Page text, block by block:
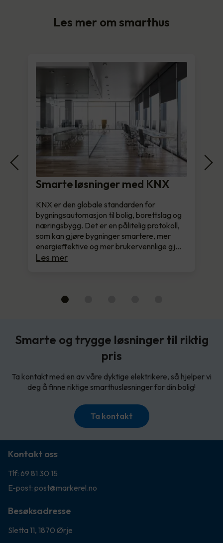
Les mer om smarthus
Smarte løsninger med KNX
KNX er den globale standarden for
bygningsautomasjon til bolig, borettslag og
næringsbygg. Det er en pålitelig protokoll,
som kan gjøre bygninger smartere, mer
energieffektive og mer brukervennlige gj…
Les mer
Smarte og trygge løsninger til riktig
pris
Ta kontakt med en av våre dyktige elektrikere, så hjelper vi
deg å finne riktige smarthusløsninger for din bolig!
Ta kontakt
Kontakt oss
Tlf: 69 81 30 15
E-post: post@markerel.no
Besøksadresse
Sletta 11, 1870 Ørje